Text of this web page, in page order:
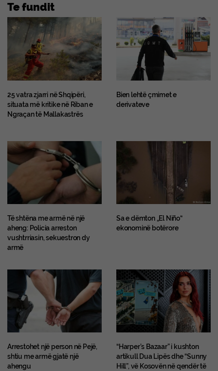
Te fundit
25 vatra zjarri në Shqipëri,
situata më kritike në Riban e
Ngraçan të Mallakastrës
Bien lehtë çmimet e
derivateve
Të shtëna me armë në një
aheng: Policia arreston
vushtrriasin, sekuestron dy
armë
Sa e dëmton „El Niño“
ekonominë botërore
Arrestohet një person në Pejë,
shtiu me armë gjatë një
ahengu
“Harper’s Bazaar” i kushton
artikull Dua Lipës dhe “Sunny
Hill”, vë Kosovën në qendër të